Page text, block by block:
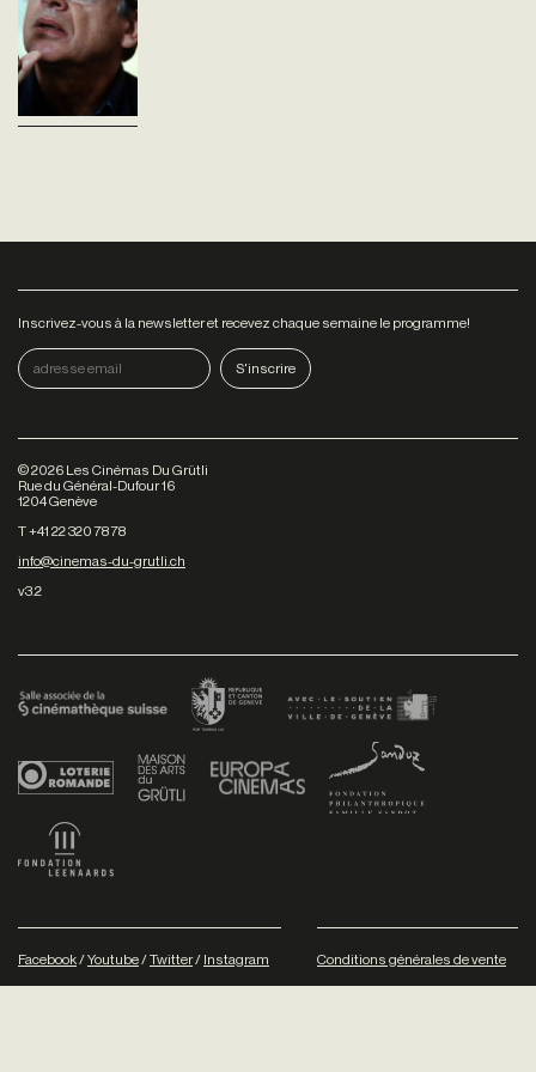
Cinéastes, de notre
tempsConversation intime
avec Alain Cavalier. Chez lui, il
nous livre ses méthodes de
Inscrivez-vous à la newsletter et recevez chaque semaine le programme!
©2026 Les Cinémas Du Grütli
Rue du Général-Dufour 16
1204 Genève
T +41 22 320 78 78
info@cinemas-du-grutli.ch
v3.2
Facebook/Youtube/Twitter/ Instagram Conditions générales de vente